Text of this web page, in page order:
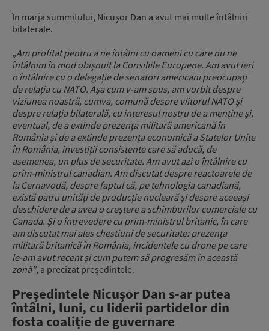
În marja summitului, Nicușor Dan a avut mai multe întâlniri
bilaterale.
„Am profitat pentru a ne întâlni cu oameni cu care nu ne
întâlnim în mod obișnuit la Consiliile Europene. Am avut ieri
o întâlnire cu o delegație de senatori americani preocupați
de relația cu NATO. Așa cum v-am spus, am vorbit despre
viziunea noastră, cumva, comună despre viitorul NATO și
despre relația bilaterală, cu interesul nostru de a menține și,
eventual, de a extinde prezența militară americană în
România și de a extinde prezența economică a Statelor Unite
în România, investiții consistente care să aducă, de
asemenea, un plus de securitate. Am avut azi o întâlnire cu
prim-ministrul canadian. Am discutat despre reactoarele de
la Cernavodă, despre faptul că, pe tehnologia canadiană,
există patru unități de producție nucleară și despre aceeași
deschidere de a avea o creștere a schimburilor comerciale cu
Canada. Și o întrevedere cu prim-ministrul britanic, în care
am discutat mai ales chestiuni de securitate: prezența
militară britanică în România, incidentele cu drone pe care
le-am avut recent și cum putem să progresăm în această
zonă”, a precizat președintele.
Președintele Nicușor Dan s-ar putea
întâlni, luni, cu liderii partidelor din
fosta coaliție de guvernare